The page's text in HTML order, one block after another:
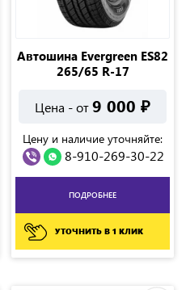
Автошина Evergreen ES82
265/65 R-17
Цена - от9 000 ₽
Цену и наличие уточняйте:
8-910-269-30-22
ПОДРОБНЕЕ
УТОЧНИТЬ В 1 КЛИК